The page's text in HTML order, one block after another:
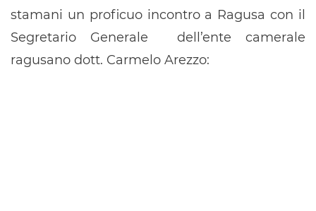
stamani un proficuo incontro a Ragusa con il
Segretario Generale dell’ente camerale
ragusano dott. Carmelo Arezzo: